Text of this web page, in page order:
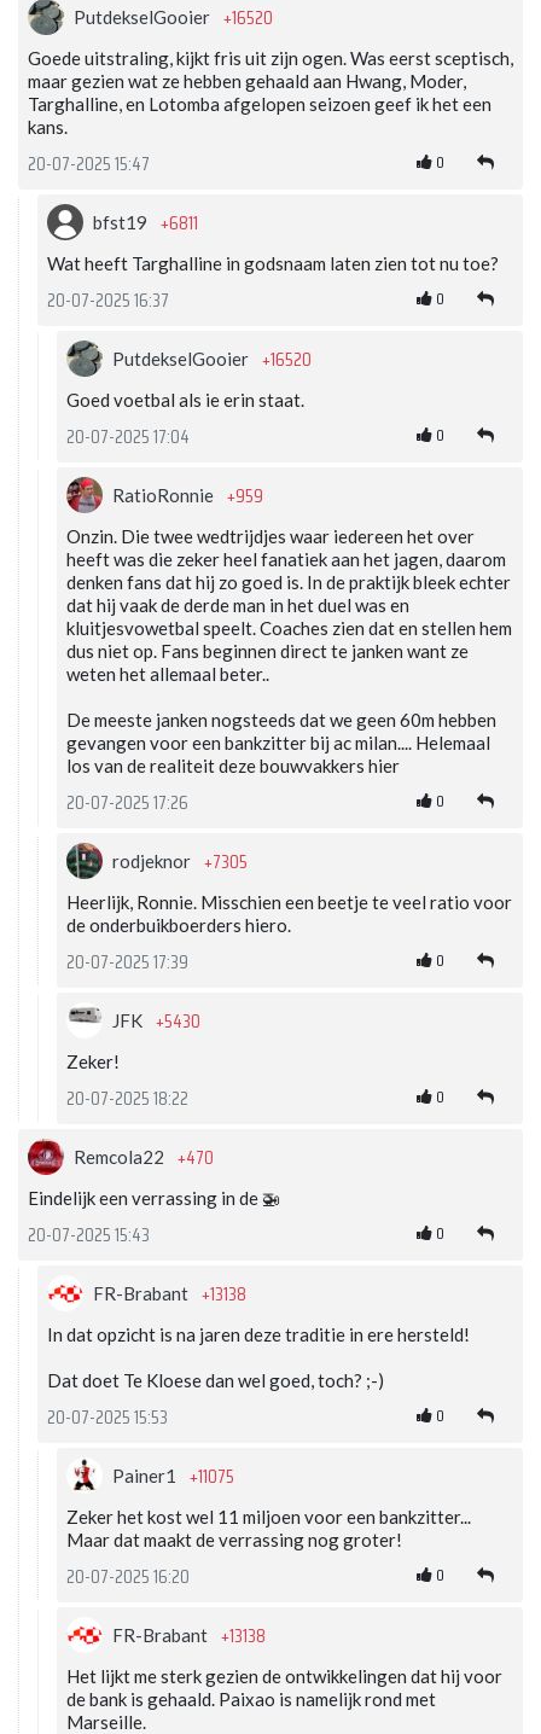
PutdekselGooier +16520
Goede uitstraling, kijkt fris uit zijn ogen. Was eerst sceptisch,
maar gezien wat ze hebben gehaald aan Hwang, Moder,
Targhalline, en Lotomba afgelopen seizoen geef ik het een
kans.
20-07-2025 15:47 0
bfst19 +6811
Wat heeft Targhalline in godsnaam laten zien tot nu toe?
20-07-2025 16:37 0
PutdekselGooier +16520
Goed voetbal als ie erin staat.
20-07-2025 17:04 0
RatioRonnie +959
Onzin. Die twee wedtrijdjes waar iedereen het over
heeft was die zeker heel fanatiek aan het jagen, daarom
denken fans dat hij zo goed is. In de praktijk bleek echter
dat hij vaak de derde man in het duel was en
kluitjesvowetbal speelt. Coaches zien dat en stellen hem
dus niet op. Fans beginnen direct te janken want ze
weten het allemaal beter..
De meeste janken nogsteeds dat we geen 60m hebben
gevangen voor een bankzitter bij ac milan.... Helemaal
los van de realiteit deze bouwvakkers hier
20-07-2025 17:26 0
rodjeknor +7305
Heerlijk, Ronnie. Misschien een beetje te veel ratio voor
de onderbuikboerders hiero.
20-07-2025 17:39 0
JFK +5430
Zeker!
20-07-2025 18:22 0
Remcola22 +470
Eindelijk een verrassing in de 🚁
20-07-2025 15:43 0
FR-Brabant +13138
In dat opzicht is na jaren deze traditie in ere hersteld!
Dat doet Te Kloese dan wel goed, toch? ;-)
20-07-2025 15:53 0
Painer1 +11075
Zeker het kost wel 11 miljoen voor een bankzitter...
Maar dat maakt de verrassing nog groter!
20-07-2025 16:20 0
FR-Brabant +13138
Het lijkt me sterk gezien de ontwikkelingen dat hij voor
de bank is gehaald. Paixao is namelijk rond met
Marseille.